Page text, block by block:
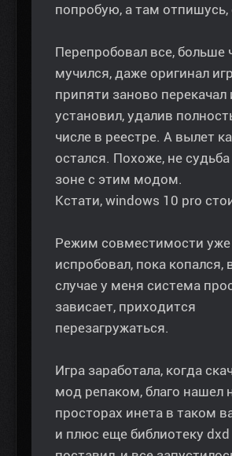
попробую, а там отпишусь,
Перепробовал все, больше
мучился, даже оригинал
припяти заново перекачал
установил, удалив
числе в реестре. А вылет
остался. Похоже, не судьба
зоне с этим модом.
Кстати, windows 10 pro
Режим совместимости уже
испробовал, пока копался,
случае у меня система
зависает, приходится
перезагружаться.
Игра заработала, когда
мод репаком, благо нашел
просторах инета в таком
и плюс еще библиотеку dxd